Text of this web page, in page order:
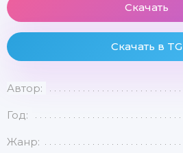
Скачать
Скачать в TG
Автор:
Год:
Жанр: